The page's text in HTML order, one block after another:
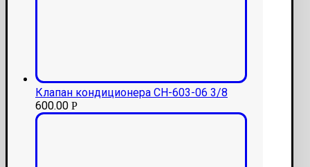
Клапан кондиционера СН-603-06 3/8
600.00 Р